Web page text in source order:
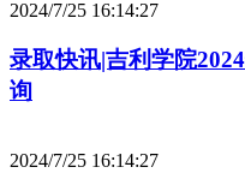
2024/7/25 16:14:27
录取快讯|吉利学院
询
2024/7/25 16:14:27